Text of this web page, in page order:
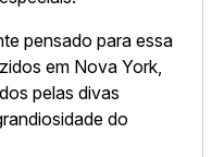
pensado para essa
em Nova York,
pelas divas
do